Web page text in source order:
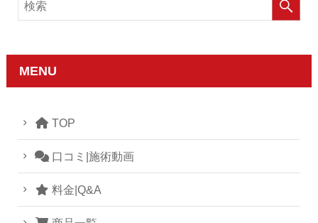
MENU
TOP
口コミ|施術動画
料金|Q&A